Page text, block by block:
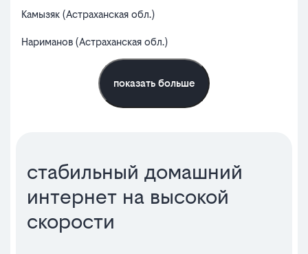
Камызяк (Астраханская обл.)
Нариманов (Астраханская обл.)
показать больше
стабильный домашний
интернет на высокой
скорости